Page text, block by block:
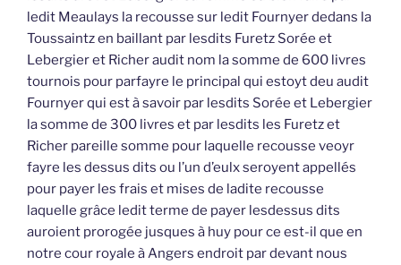
ledit Meaulays la recousse sur ledit Fournyer dedans la
Toussaintz en baillant par lesdits Furetz Sorée et
Lebergier et Richer audit nom la somme de 600 livres
tournois pour parfayre le principal qui estoyt deu audit
Fournyer qui est à savoir par lesdits Sorée et Lebergier
la somme de 300 livres et par lesdits les Furetz et
Richer pareille somme pour laquelle recousse veoyr
fayre les dessus dits ou l’un d’eulx seroyent appellés
pour payer les frais et mises de ladite recousse
laquelle grâce ledit terme de payer lesdessus dits
auroient prorogée jusques à huy pour ce est-il que en
notre cour royale à Angers endroit par devant nous